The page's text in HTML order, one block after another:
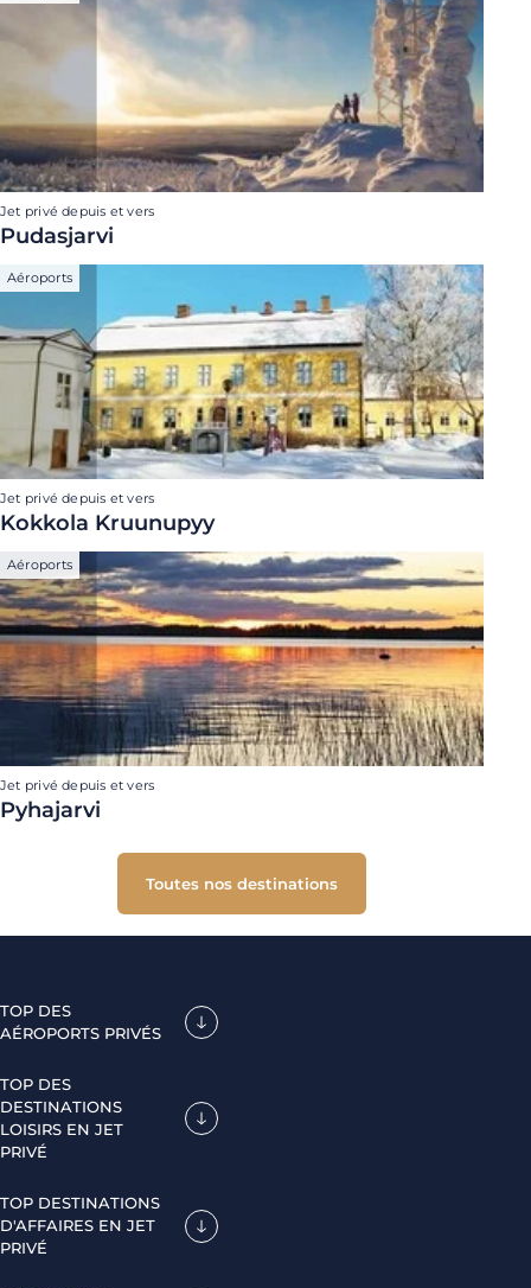
Jet privé depuis et vers
Pudasjarvi
Aéroports
Jet privé depuis et vers
Kokkola Kruunupyy
Aéroports
Jet privé depuis et vers
Pyhajarvi
Toutes nos destinations
TOP DES
AÉROPORTS PRIVÉS
TOP DES
DESTINATIONS
LOISIRS EN JET
PRIVÉ
TOP DESTINATIONS
D'AFFAIRES EN JET
PRIVÉ